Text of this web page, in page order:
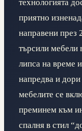
технологията
приятно
направени през
търсили мебели
липса на време
напредва и
мебелите се
преминем към
спалня в стил